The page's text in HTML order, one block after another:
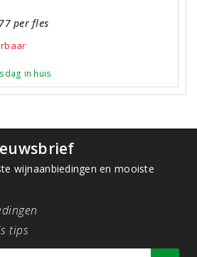
per fles
in huis
wijnaanbiedingen en mooiste
tips